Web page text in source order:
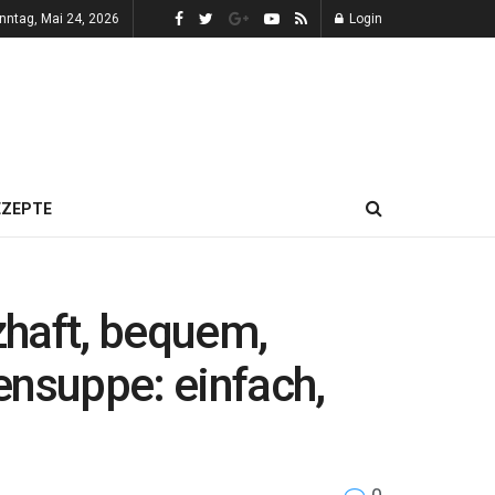
Mai 24, 2026 Login
bequem,
einfach,